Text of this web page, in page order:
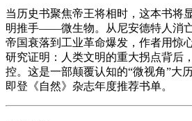
当历史书聚焦帝王将相时，这本书将
明推手——微生物。从尼安德特人消
帝国衰落到工业革命爆发，作者用惊
研究证明：人类文明的重大拐点背后
控。这是一部颠覆认知的“微视角”大
即登《自然》杂志年度推荐书单。